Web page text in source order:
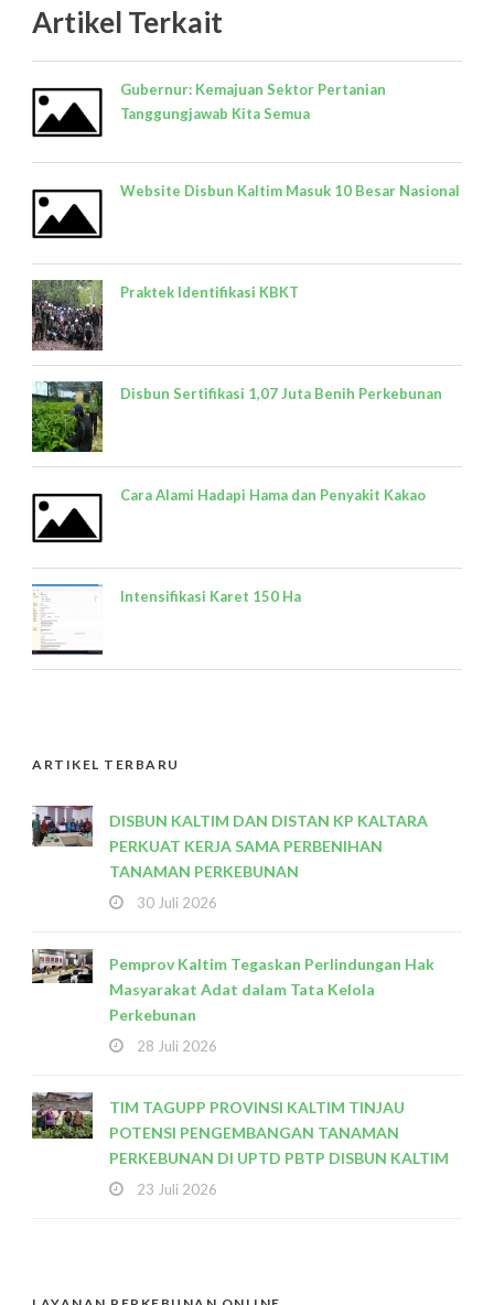
Artikel Terkait
Gubernur: Kemajuan Sektor Pertanian
Tanggungjawab Kita Semua
Website Disbun Kaltim Masuk 10 Besar Nasional
Praktek Identifikasi KBKT
Disbun Sertifikasi 1,07 Juta Benih Perkebunan
Cara Alami Hadapi Hama dan Penyakit Kakao
Intensifikasi Karet 150 Ha
ARTIKEL TERBARU
DISBUN KALTIM DAN DISTAN KP KALTARA
PERKUAT KERJA SAMA PERBENIHAN
TANAMAN PERKEBUNAN
30 Juli 2026
Pemprov Kaltim Tegaskan Perlindungan Hak
Masyarakat Adat dalam Tata Kelola
Perkebunan
28 Juli 2026
TIM TAGUPP PROVINSI KALTIM TINJAU
POTENSI PENGEMBANGAN TANAMAN
PERKEBUNAN DI UPTD PBTP DISBUN KALTIM
23 Juli 2026